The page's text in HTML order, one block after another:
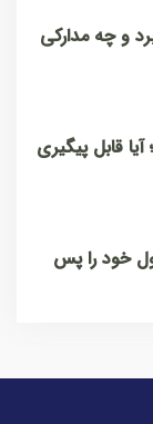
و چه مدارکی
آیا قابل پیگیری
خود را پس